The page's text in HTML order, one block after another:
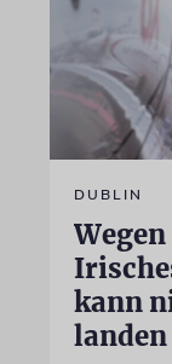
DUBLIN
kann
landen